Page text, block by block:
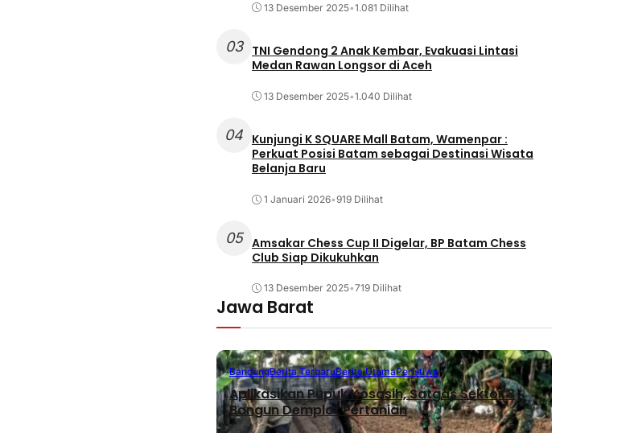
13 Desember 2025•1.081 Dilihat
03
TNI Gendong 2 Anak Kembar, Evakuasi Lintasi
Medan Rawan Longsor di Aceh
13 Desember 2025•1.040 Dilihat
04 Kunjungi K SQUARE Mall Batam, Wamenpar :
Perkuat Posisi Batam sebagai Destinasi Wisata
Belanja Baru
1 Januari 2026•919 Dilihat
05 Amsakar Chess Cup II Digelar, BP Batam Chess
Club Siap Dikukuhkan
13 Desember 2025•719 Dilihat
Jawa Barat
BandungBerita TerbaruBerita UtamaPeristiwa
Aplikasikan Pupuk Kosasih, Satgas Sektor 8
Bangun Demplot Pertanian